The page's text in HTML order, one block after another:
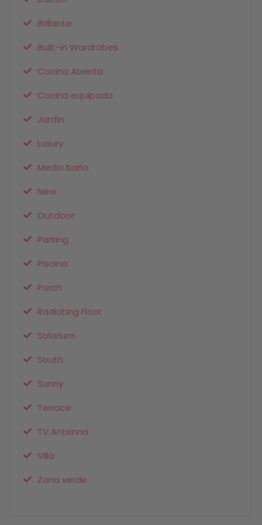
Brillante
Built-in Wardrobes
Cocina Abierta
Cocina equipada
Jardín
Luxury
Medio baño
New
Outdoor
Parking
Piscina
Porch
Radiating Floor
Solarium
South
Sunny
Terrace
TV Antenna
Villa
Zona verde